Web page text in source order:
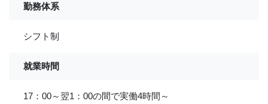
勤務体系
シフト制
就業時間
17：00～翌1：00の間で実働4時間～